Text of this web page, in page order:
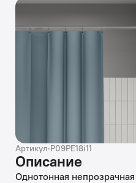
Артикул·P09PE18i11
Описание
Однотонная